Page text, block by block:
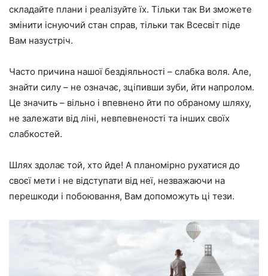
складайте плани і реалізуйте їх. Тільки так Ви зможете
змінити існуючий стан справ, тільки так Всесвіт піде
Вам назустріч.
Часто причина нашої бездіяльності – слабка воля. Але,
знайти силу – не означає, зціпивши зуби, йти напролом.
Це значить – вільно і впевнено йти по обраному шляху,
не залежати від ліні, невпевненості та інших своїх
слабкостей.
Шлях здолає той, хто йде! А планомірно рухатися до
своєї мети і не відступати від неї, незважаючи на
перешкоди і побоювання, Вам допоможуть ці тези.